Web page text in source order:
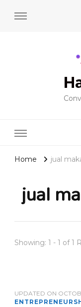
Home jual
jual
Showing: 1 - 1 of 1
UPDATED ON